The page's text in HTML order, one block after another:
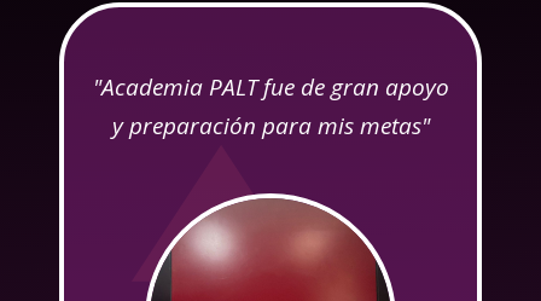
"Academia PALT fue de gran apoyo
y preparación para mis metas"